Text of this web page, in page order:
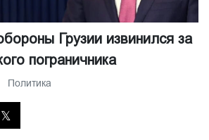
Грузии извинился за
пограничника
Политика